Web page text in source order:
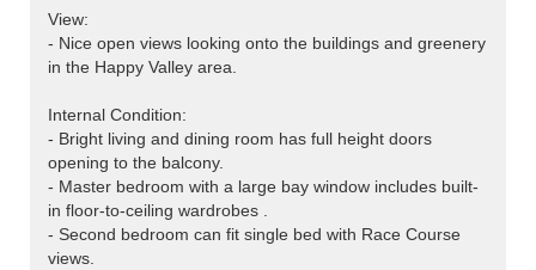
View:
- Nice open views looking onto the buildings and greenery
in the Happy Valley area.
Internal Condition:
- Bright living and dining room has full height doors
opening to the balcony.
- Master bedroom with a large bay window includes built-
in floor-to-ceiling wardrobes .
- Second bedroom can fit single bed with Race Course
views.